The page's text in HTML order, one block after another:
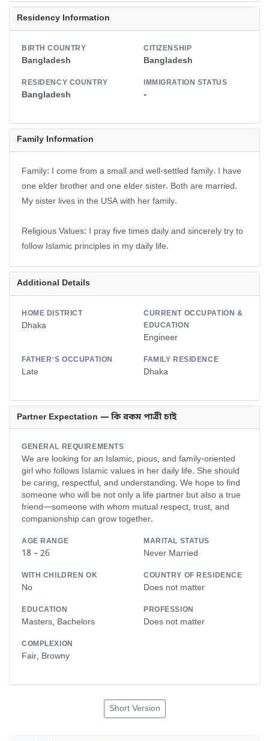
Residency Information
BIRTH COUNTRY
Bangladesh
CITIZENSHIP
Bangladesh
RESIDENCY COUNTRY
Bangladesh
IMMIGRATION STATUS
-
Family Information
Family: I come from a small and well-settled family. I have
one elder brother and one elder sister. Both are married.
My sister lives in the USA with her family.
Religious Values: I pray five times daily and sincerely try to
follow Islamic principles in my daily life.
Additional Details
HOME DISTRICT
Dhaka
CURRENT OCCUPATION &
EDUCATION
Engineer
FATHER'S OCCUPATION
Late
FAMILY RESIDENCE
Dhaka
Partner Expectation — কি রকম পাত্রী চাই
GENERAL REQUIREMENTS
We are looking for an Islamic, pious, and family-oriented
girl who follows Islamic values in her daily life. She should
be caring, respectful, and understanding. We hope to find
someone who will be not only a life partner but also a true
friend—someone with whom mutual respect, trust, and
companionship can grow together.
AGE RANGE
18 – 26
MARITAL STATUS
Never Married
WITH CHILDREN OK
No
COUNTRY OF RESIDENCE
Does not matter
EDUCATION
Masters, Bachelors
PROFESSION
Does not matter
COMPLEXION
Fair, Browny
Short Version